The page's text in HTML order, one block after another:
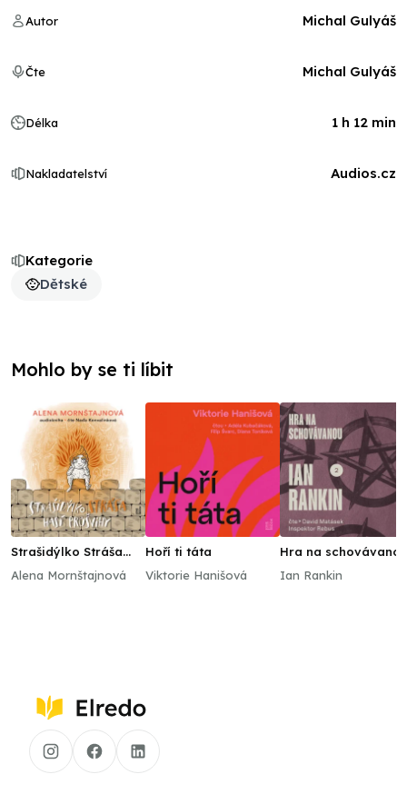
Kategorie
Dětské
Autor Michal Gulyáš
Čte Michal Gulyáš
Délka 1 h 12 min
Nakladatelství Audios.cz
Mohlo by se ti líbit
Strašidýlko Stráša
Alena Mornštajnová
Hoří ti táta
Viktorie Hanišová
Hra na schovávanou
Ian Rankin